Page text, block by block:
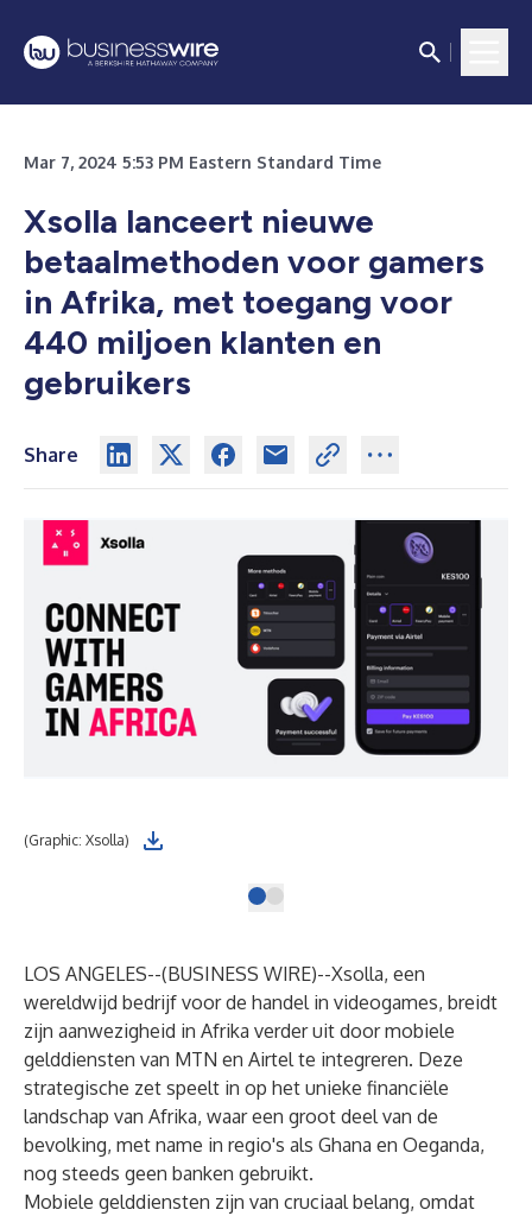
Mar 7, 2024 5:53 PM Eastern Standard Time
Xsolla lanceert nieuwe
betaalmethoden voor gamers
in Afrika, met toegang voor
440 miljoen klanten en
gebruikers
Share
(Graphic: Xsolla)
LOS ANGELES--(BUSINESS WIRE)--Xsolla, een
wereldwijd bedrijf voor de handel in videogames, breidt
zijn aanwezigheid in Afrika verder uit door mobiele
gelddiensten van MTN en Airtel te integreren. Deze
strategische zet speelt in op het unieke financiële
landschap van Afrika, waar een groot deel van de
bevolking, met name in regio's als Ghana en Oeganda,
nog steeds geen banken gebruikt.
Mobiele gelddiensten zijn van cruciaal belang, omdat